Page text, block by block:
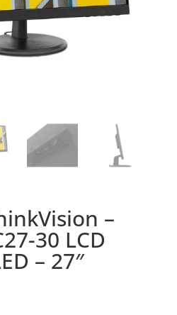
–
30 LCD
– 27″